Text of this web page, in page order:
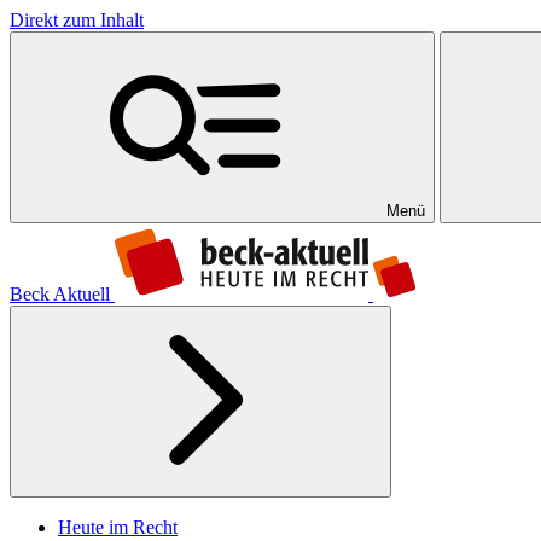
Direkt zum Inhalt
Menü
Beck Aktuell
Heute im Recht